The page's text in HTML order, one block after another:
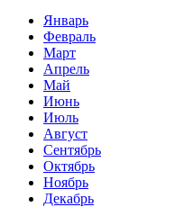
Январь
Февраль
Март
Апрель
Май
Июнь
Июль
Август
Сентябрь
Октябрь
Ноябрь
Декабрь